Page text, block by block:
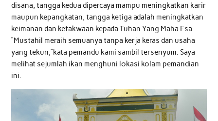
disana, tangga kedua dipercaya mampu meningkatkan karir
maupun kepangkatan, tangga ketiga adalah meningkatkan
keimanan dan ketakwaan kepada Tuhan Yang Maha Esa.
“Mustahil meraih semuanya tanpa kerja keras dan usaha
yang tekun,”kata pemandu kami sambil tersenyum. Saya
melihat sejumlah ikan menghuni lokasi kolam pemandian
ini.